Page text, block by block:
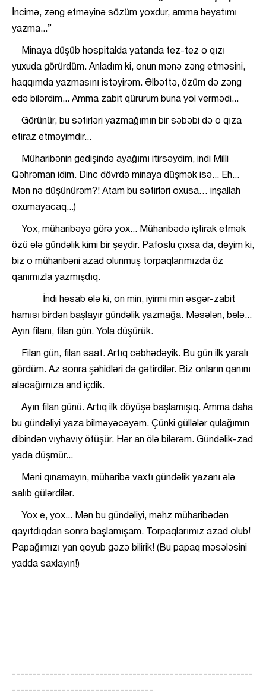
İncimə, zəng etməyinə sözüm yoxdur, amma həyatımı
yazma...”
Minaya düşüb hospitalda yatanda tez-tez o qızı
yuxuda görürdüm. Anladım ki, onun mənə zəng etməsini,
haqqımda yazmasını istəyirəm. Əlbəttə, özüm də zəng
edə bilərdim... Amma zabit qürurum buna yol vermədi...
Görünür, bu sətirləri yazmağımın bir səbəbi də o qıza
etiraz etməyimdir...
Müharibənin gedişində ayağımı itirsəydim, indi Milli
Qəhrəman idim. Dinc dövrdə minaya düşmək isə... Eh...
Mən nə düşünürəm?! Atam bu sətirləri oxusa… inşallah
oxumayacaq...)
Yox, müharibəyə görə yox... Müharibədə iştirak etmək
özü elə gündəlik kimi bir şeydir. Pafoslu çıxsa da, deyim ki,
biz o müharibəni azad olunmuş torpaqlarımızda öz
qanımızla yazmışdıq.
İndi hesab elə ki, on min, iyirmi min əsgər-zabit
hamısı birdən başlayır gündəlik yazmağa. Məsələn, belə...
Ayın filanı, filan gün. Yola düşürük.
Filan gün, filan saat. Artıq cəbhədəyik. Bu gün ilk yaralı
gördüm. Az sonra şəhidləri də gətirdilər. Biz onların qanını
alacağımıza and içdik.
Ayın filan günü. Artıq ilk döyüşə başlamışıq. Amma daha
bu gündəliyi yaza bilməyəcəyəm. Çünki güllələr qulağımın
dibindən vıyhavıy ötüşür. Hər an ölə bilərəm. Gündəlik-zad
yada düşmür...
Məni qınamayın, müharibə vaxtı gündəlik yazanı ələ
salıb gülərdilər.
Yox e, yox... Mən bu gündəliyi, məhz müharibədən
qayıtdıqdan sonra başlamışam. Torpaqlarımız azad olub!
Papağımızı yan qoyub gəzə bilirik! (Bu papaq məsələsini
yadda saxlayın!)
----------------------------------------------------------
----------------------------------